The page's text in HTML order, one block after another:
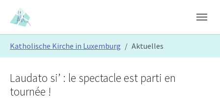
Skip to main content
Skip to page footer
Katholische Kirche in Luxemburg Aktuelles
Laudato si’ : le spectacle est parti en
tournée !